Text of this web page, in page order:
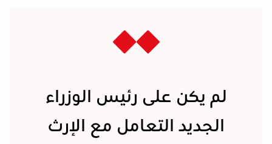
لم يكن على رئيس الوزراء
الجديد التعامل مع الإرث